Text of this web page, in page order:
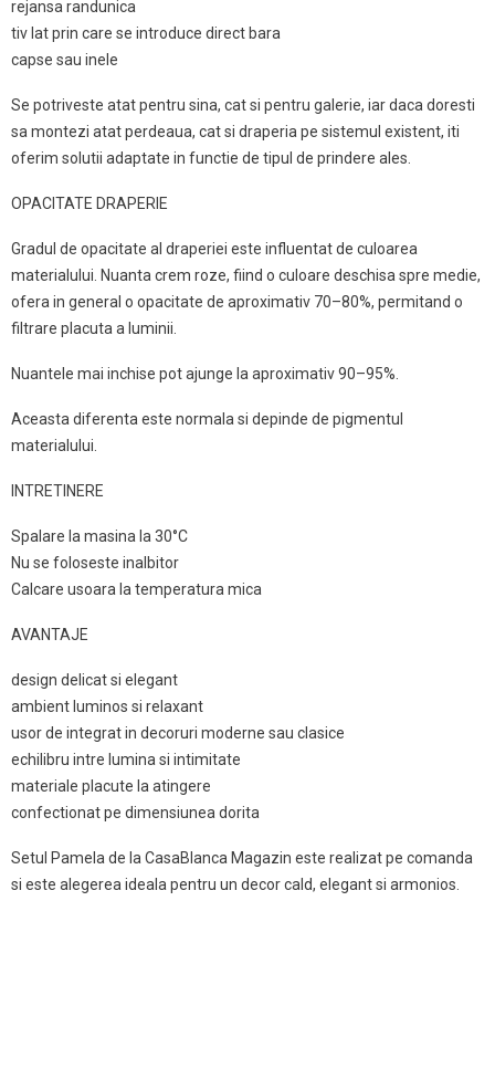
rejansa randunica
tiv lat prin care se introduce direct bara
capse sau inele
Se potriveste atat pentru sina, cat si pentru galerie, iar daca doresti
sa montezi atat perdeaua, cat si draperia pe sistemul existent, iti
oferim solutii adaptate in functie de tipul de prindere ales.
OPACITATE DRAPERIE
Gradul de opacitate al draperiei este influentat de culoarea
materialului. Nuanta crem roze, fiind o culoare deschisa spre medie,
ofera in general o opacitate de aproximativ 70–80%, permitand o
filtrare placuta a luminii.
Nuantele mai inchise pot ajunge la aproximativ 90–95%.
Aceasta diferenta este normala si depinde de pigmentul
materialului.
INTRETINERE
Spalare la masina la 30°C
Nu se foloseste inalbitor
Calcare usoara la temperatura mica
AVANTAJE
design delicat si elegant
ambient luminos si relaxant
usor de integrat in decoruri moderne sau clasice
echilibru intre lumina si intimitate
materiale placute la atingere
confectionat pe dimensiunea dorita
Setul Pamela de la CasaBlanca Magazin este realizat pe comanda
si este alegerea ideala pentru un decor cald, elegant si armonios.